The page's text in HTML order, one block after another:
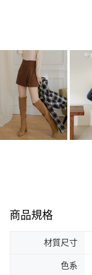
商品規格
材質尺寸
色系